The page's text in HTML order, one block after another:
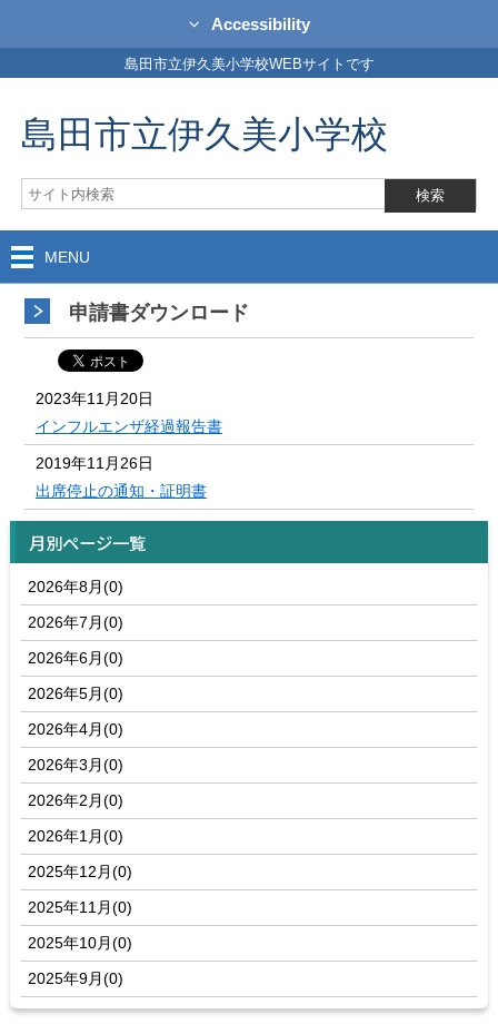
Accessibility
島田市立伊久美小学校WEBサイトです
島田市立伊久美小学校
MENU
申請書ダウンロード
2023年11月20日
インフルエンザ経過報告書
2019年11月26日
出席停止の通知・証明書
月別ページ一覧
2026年8月(0)
2026年7月(0)
2026年6月(0)
2026年5月(0)
2026年4月(0)
2026年3月(0)
2026年2月(0)
2026年1月(0)
2025年12月(0)
2025年11月(0)
2025年10月(0)
2025年9月(0)